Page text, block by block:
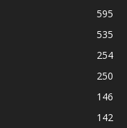
595
535
254
250
146
142